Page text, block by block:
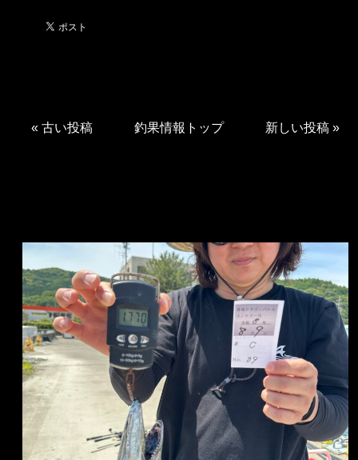
«古い投稿 釣果情報トップ 新しい投稿 »